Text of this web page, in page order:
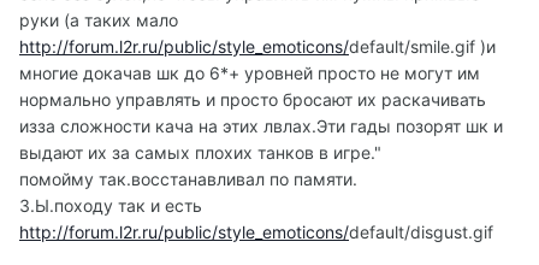
руки (а таких мало
http://forum.l2r.ru/public/style_emoticons/default/smile.gif )и
многие докачав шк до 6*+ уровней просто не могут им
нормально управлять и просто бросают их раскачивать
изза сложности кача на этих лвлах.Эти гады позорят шк и
выдают их за самых плохих танков в игре."
помойму так.восстанавливал по памяти.
З.Ы.походу так и есть
http://forum.l2r.ru/public/style_emoticons/default/disgust.gif